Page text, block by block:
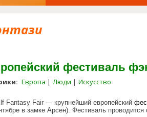
фестиваль
Европа Люди Искусство
Fantasy Fair — крупнейший европейский
в замке Арсен). Фестиваль